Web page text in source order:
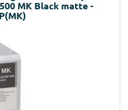
MK Black matte -